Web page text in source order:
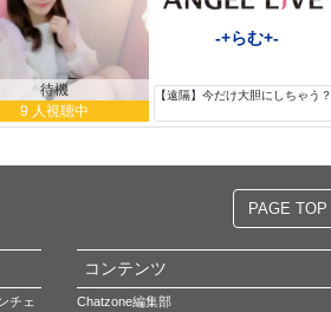
待機
9 人視聴中
-+らむ+-
【遠隔】今だけ大胆にしちゃう？
PAGE TOP
チェ
コンテンツ
Chatzone編集部